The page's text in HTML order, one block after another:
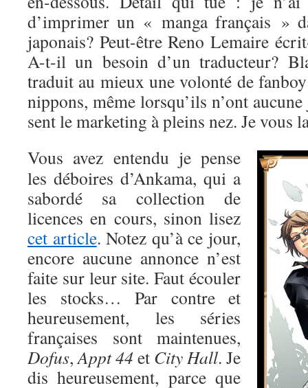
d’imprimer un « manga français »
japonais? Peut-être Reno Lemaire
A-t-il un besoin d’un traducteur?
traduit au mieux une volonté de
nippons, même lorsqu’ils n’ont
sent le marketing à pleins nez. Je vous
Vous avez entendu je pense
les déboires d’Ankama, qui a
sabordé sa collection de
licences en cours, sinon lisez
cet article. Notez qu’à ce jour,
encore aucune annonce n’est
faite sur leur site. Faut écouler
les stocks… Par contre et
heureusement, les séries
françaises sont maintenues,
Dofus,Appt 44 et City Hall. Je
dis heureusement, parce que